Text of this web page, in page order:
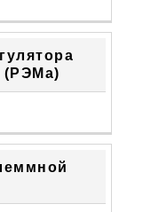
(РЭМа)